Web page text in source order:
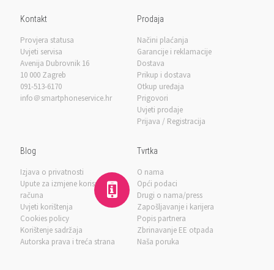
Kontakt
Provjera statusa
Uvjeti servisa
Avenija Dubrovnik 16
10 000 Zagreb
091-513-6170
info＠smartphoneservice.hr
Prodaja
Načini plaćanja
Garancije i reklamacije
Dostava
Prikup i dostava
Otkup uređaja
Prigovori
Uvjeti prodaje
Prijava / Registracija
Blog
Izjava o privatnosti
Upute za izmjene korisničkog
računa
Uvjeti korištenja
Cookies policy
Korištenje sadržaja
Autorska prava i treća strana
Tvrtka
O nama
Opći podaci
Drugi o nama/press
Zapošljavanje i karijera
Popis partnera
Zbrinavanje EE otpada
Naša poruka